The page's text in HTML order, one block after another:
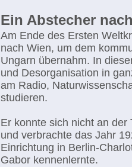
Ein Abstecher
Am Ende des Ersten
nach Wien, um dem
Ungarn übernahm. In
und Desorganisation in
am Radio,
studieren.
Er konnte sich nicht an
und verbrachte das Jahr
Einrichtung in Berlin-
Gabor kennenlernte.